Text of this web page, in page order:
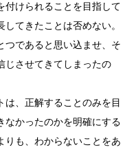
付けられることを目指して
てきたことは否めない。
つであると思い込ませ、そ
じさせてきてしまったの
、正解することのみを目
なかったのかを明確にする
りも、わからないことをあ